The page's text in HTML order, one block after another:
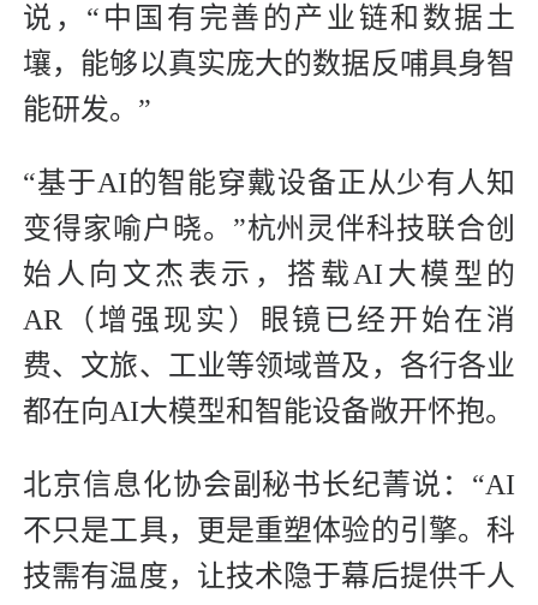
说，“中国有完善的产业链和数据土
壤，能够以真实庞大的数据反哺具身智
能研发。”
“基于AI的智能穿戴设备正从少有人知
变得家喻户晓。”杭州灵伴科技联合创
始人向文杰表示，搭载AI大模型的
AR（增强现实）眼镜已经开始在消
费、文旅、工业等领域普及，各行各业
都在向AI大模型和智能设备敞开怀抱。
北京信息化协会副秘书长纪菁说：“AI
不只是工具，更是重塑体验的引擎。科
技需有温度，让技术隐于幕后提供千人